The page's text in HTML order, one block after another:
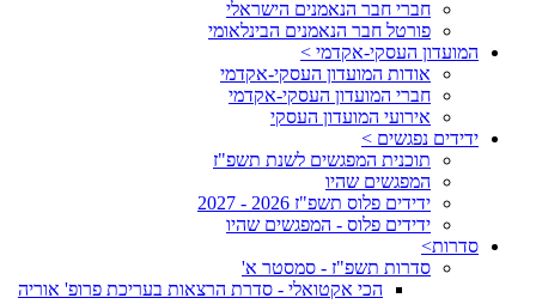
חברי חבר הנאמנים הישראלי
פורטל חבר הנאמנים הבינלאומי
המועדון העסקי-אקדמי >
אודות המועדון העסקי-אקדמי
חברי המועדון העסקי-אקדמי
אירועי המועדון העסקי
ידידים נפגשים >
תוכנית המפגשים לשנת תשפ"ז
המפגשים שהיו
ידידים פלוס תשפ"ז 2026 - 2027
ידידים פלוס - המפגשים שהיו
סדרות>
סדרות תשפ"ז - סמסטר א'
הכי אקטואלי - סדרת הרצאות בעריכת פרופ' אוריה